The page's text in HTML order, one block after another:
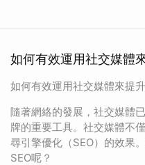
如何有效運用社交媒體
如何有效運用社交媒體來提
隨著網絡的發展，社交媒體
牌的重要工具。社交媒體不
尋引擎優化（SEO）的效果
SEO呢？